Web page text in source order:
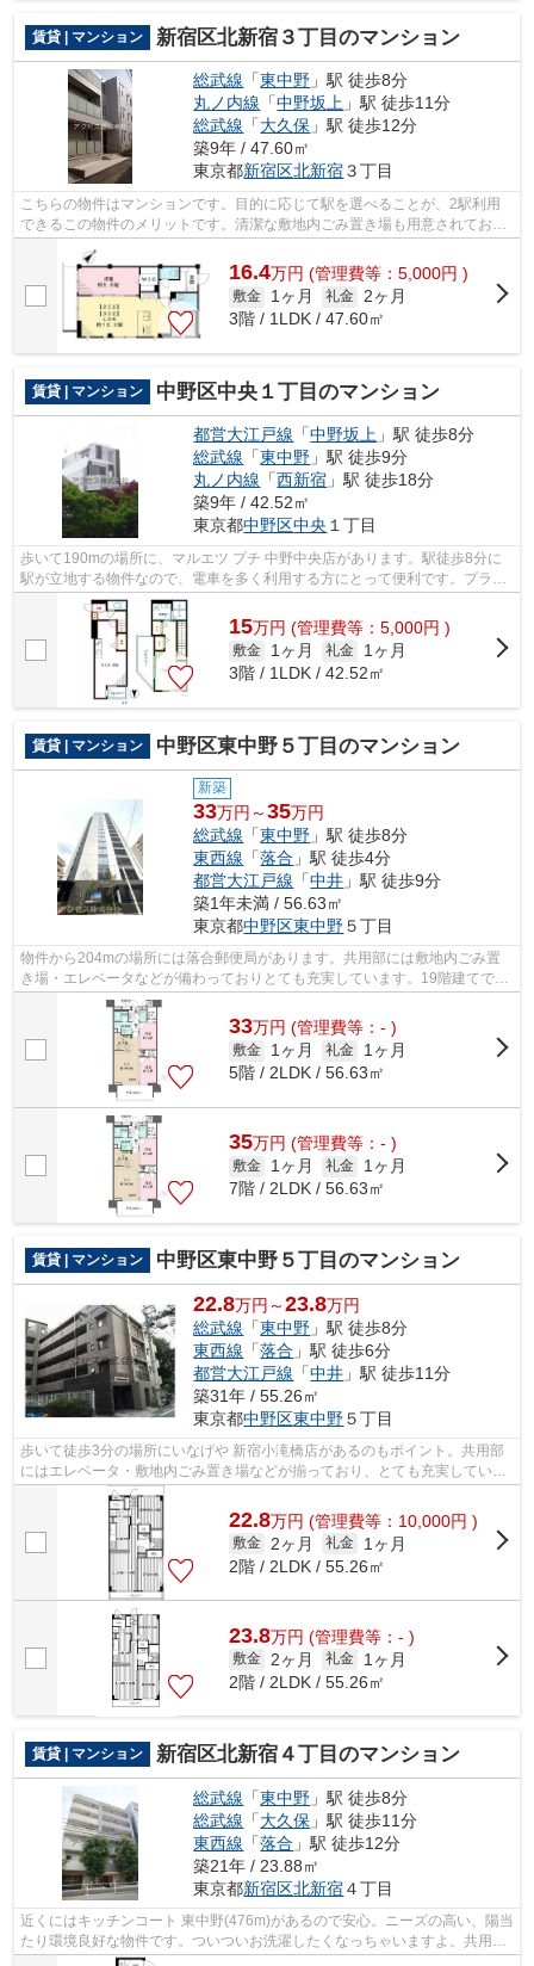
賃貸 | マンション 新宿区北新宿３丁目のマンション
総武線 「東中野 」駅 徒歩8分
丸ノ内線 「中野坂上 」駅 徒歩11分
総武線 「大久保 」駅 徒歩12分
築9年 / 47.60㎡
東京都新宿区北新宿３丁目
こちらの物件はマンションです。目的に応じて駅を選べることが、2駅利用
できるこの物件のメリットです。清潔な敷地内ごみ置き場も用意されており
ます。常に新鮮な空気を取り入れられる...
16.4万円 (管理費等：5,000円 )
敷金 1ヶ月 礼金 2ヶ月
3階 / 1LDK / 47.60㎡
賃貸 | マンション 中野区中央１丁目のマンション
都営大江戸線 「中野坂上 」駅 徒歩8分
総武線 「東中野 」駅 徒歩9分
丸ノ内線 「西新宿 」駅 徒歩18分
築9年 / 42.52㎡
東京都中野区中央 １丁目
歩いて190mの場所に、マルエツ プチ 中野中央店があります。駅徒歩8分に
駅が立地する物件なので、電車を多く利用する方にとって便利です。プライ
バシーをしっかり守れる、安心安全なマ...
15万円 (管理費等：5,000円 )
敷金 1ヶ月 礼金
1ヶ月
3階 / 1LDK / 42.52㎡
賃貸 | マンション 中野区東中野５丁目のマンション
新築
33万円～35万円
総武線 「東中野 」駅 徒歩8分
東西線 「落合 」駅 徒歩4分
都営大江戸線 「中井 」駅 徒歩9分
築1年未満 / 56.63㎡
東京都中野区東中野５丁目
物件から204mの場所には落合郵便局があります。共用部には敷地内ごみ置
き場・エレベータなどが備わっておりとても充実しています。19階建てで街
並みにも馴染んだ物件です。こちらの物...
33万円 (管理費等：- )
敷金 1ヶ月 礼金
1ヶ月
5階 / 2LDK / 56.63㎡
35万円 (管理費等：- )
敷金 1ヶ月 礼金
1ヶ月
7階 / 2LDK / 56.63㎡
賃貸 | マンション 中野区東中野５丁目のマンション
22.8万円～23.8万円
総武線 「東中野 」駅 徒歩8分
東西線 「落合 」駅 徒歩6分
都営大江戸線 「中井 」駅 徒歩11分
築31年 / 55.26㎡
東京都中野区東中野５丁目
歩いて徒歩3分の場所にいなげや 新宿小滝橋店があるのもポイント。共用部
にはエレベータ・敷地内ごみ置き場などが揃っており、とても充実していま
す。こちらの物件は分譲賃貸マンショ...
22.8万円 (管理費等：10,000円 )
敷金 2ヶ月 礼金
1ヶ月
2階 / 2LDK / 55.26㎡
23.8万円 (管理費等：- )
敷金 2ヶ月 礼金
1ヶ月
2階 / 2LDK / 55.26㎡
賃貸 | マンション 新宿区北新宿４丁目のマンション
総武線 「東中野 」駅 徒歩8分
総武線 「大久保 」駅 徒歩11分
東西線 「落合 」駅 徒歩12分
築21年 / 23.88㎡
東京都新宿区北新宿４丁目
近くにはキッチンコート 東中野(476m)があるので安心。ニーズの高い、陽当
たり環境良好な物件です。ついついお洗濯したくなっちゃいますよ。共用設
備も充実した、一押しのマンションで...